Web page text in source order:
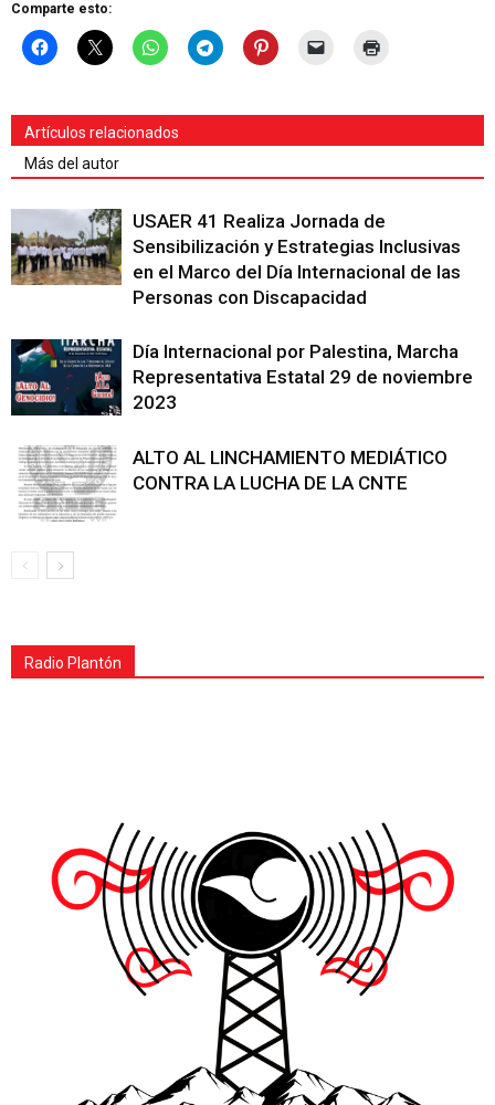
Comparte esto:
Artículos relacionados
Más del autor
USAER 41 Realiza Jornada de
Sensibilización y Estrategias Inclusivas
en el Marco del Día Internacional de las
Personas con Discapacidad
Día Internacional por Palestina, Marcha
Representativa Estatal 29 de noviembre
2023
ALTO AL LINCHAMIENTO MEDIÁTICO
CONTRA LA LUCHA DE LA CNTE
Radio Plantón